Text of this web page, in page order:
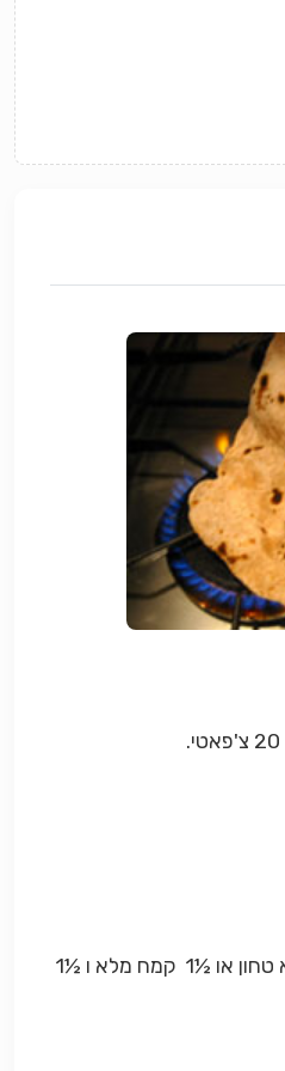
3 כוסות קמח (קמח מלא טחון או ½1 קמח מלא ו ½1